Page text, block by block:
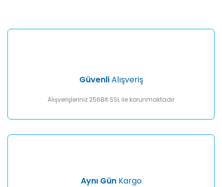
GüvenliAlışveriş
Alışverişleriniz 256Bit SSL ile korunmaktadır
Aynı GünKargo